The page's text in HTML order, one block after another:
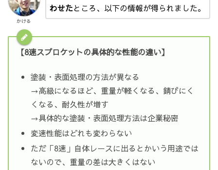
かける
わせたところ、以下の情報が得られました。
【8速スプロケットの具体的な性能の違い】
塗装・表面処理の方法が異なる
→高級になるほど、重量が軽くなる、錆びにく
くなる、耐久性が増す
→具体的な塗装・表面処理方法は企業秘密
変速性能はどれも変わらない
ただ「8速」自体レースに出るとかいう用途では
ないので、重量の差は大きくはない